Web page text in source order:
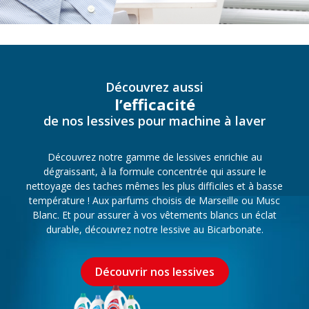
Découvrez aussi
l’efficacité
de nos lessives pour machine à laver
Découvrez notre gamme de lessives enrichie au
dégraissant, à la formule concentrée qui assure le
nettoyage des taches mêmes les plus difficiles et à basse
température ! Aux parfums choisis de Marseille ou Musc
Blanc. Et pour assurer à vos vêtements blancs un éclat
durable, découvrez notre lessive au Bicarbonate.
Découvrir nos lessives